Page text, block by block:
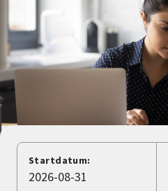
Cirkelledare
Nyheter
Avdelningar
Lyssna
Startdatum:
2026-08-31